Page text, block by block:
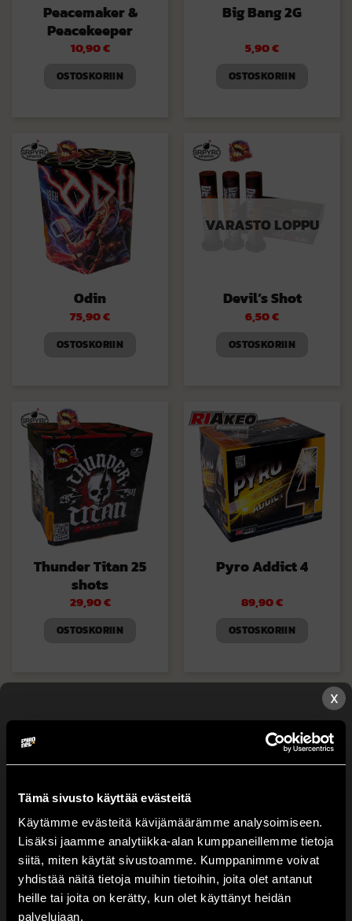
Tämä sivusto käyttää evästeitä
Käytämme evästeitä kävijämäärämme analysoimiseen.
Lisäksi jaamme analytiikka-alan kumppaneillemme tietoja
siitä, miten käytät sivustoamme. Kumppanimme voivat
yhdistää näitä tietoja muihin tietoihin, joita olet antanut
heille tai joita on kerätty, kun olet käyttänyt heidän
palvelujaan.
Peacemaker &
Peacekeeper
10,90€
OSTOSKORIIN
Big Bang 2G
5,90€
OSTOSKORIIN
Odin
75,90€
OSTOSKORIIN
VARASTO LOPPU
Devil’s Shot
6,50€
OSTOSKORIIN
Thunder Titan 25
shots
29,90€
OSTOSKORIIN
Pyro Addict 4
89,90€
OSTOSKORIIN
Thunderbolt 3
49,90€
OSTOSKORIIN
Vortex 5
39,90€
OSTOSKORIIN
X
Valitse lähin myyntipisteesi.
Huom: Voit tilata tuotteita kerrallaan vain yhteen